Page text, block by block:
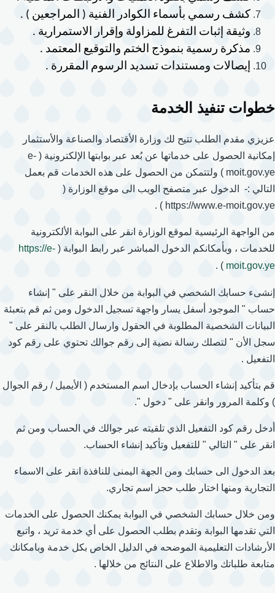
كشف رسمي بأسماء الكوادر الفنية ( المراجعين ) .
وثيقة إثبات التفرغ للمزاولة وإقرار الاستمرارية .
مذكرة رسمية بنموذج الختم والتوقيع المعتمد .
إيصالات ومستندات تسديد الرسوم المقررة .
خطوات تنفيذ الخدمة
عزيزي مقدم الطلب تتيح لك وزارة الأقتصاد والصناعة والأستثمار
إمكانية الحصول على خدماتها عن بُعد عبر بوابتها الإلكترونية ( e-
moit.gov.ye ) ولتتمكن من الحصول على هذه الخدمات قم بعمل
التالي :- الدخول عبر متصفح الويب الى موقع الوزارة (
https://www.e-moit.gov.ye ) .
من الواجهة الرئيسية لموقع الوزارة انقر على البوابة الألكترونية
للخدمات ، وبأمكانكم الدخول المباشر عبر رابط البوابة ( https://e-
moit.gov.ye
) .
إنشىء حسابك الشخصي في البوابة من خلال النقر على " إنشاء
حساب " الموجود أسفل يسار واجهة تسجيل الدخول ومن ثم قم بتعبئة
البيانات الشخصية المطلوبة في الحقول وارسال الطلب بالنقر على "
سجل الأن " لتصلك رسالة نصية إلى رقم جوالك تحتوي على رقم كود
التفعيل .
قم بتأكيد إنشاء الحساب بإدخال اسم المستخدم ( الأيميل / رقم الجوال
) وكلمة المرور وانقر على " دخول ".
أدخل رقم كود التفعيل الذي تلقيته عبر جوالك في الحساب ومن ثم
انقر على " التالي " للتفعيل وتأكيد إنشاء الحساب.
بعد الدخول الى حسابك ومن الجهة اليمنى للنافذة انقر على الاسماء
التجارية ومنها اختار طلب حجز اسم تجاري.
ومن خلال حسابك الشخصي في البوابة يمكنك الحصول على الخدمات
التي تقدمها البوابة وتقدم بطلب الحصول على أي خدمة تريد ، واتبع
الأرشادات التعليمية الموضحه في الدليل الخاص بكل خدمة وبامكانك
متابعة طلباتك والاطلاع على النتائج من خلالها .